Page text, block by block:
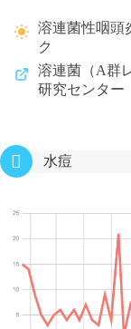
溶連菌性咽頭
ク
溶連菌（A群
研究センター
水痘